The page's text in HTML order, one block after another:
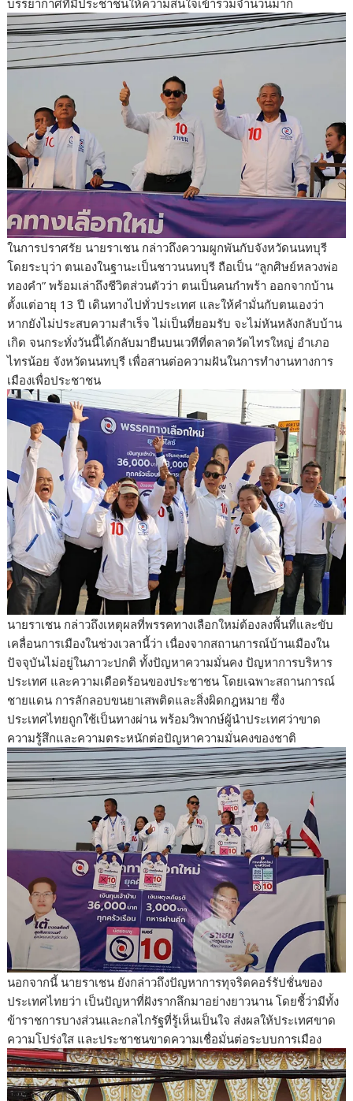
ในการปราศรัย นายราเชน กล่าวถึงความผูกพันกับจังหวัดนนทบุรี
โดยระบุว่า ตนเองในฐานะเป็นชาวนนทบุรี ถือเป็น “ลูกศิษย์หลวงพ่อ
ทองคำ” พร้อมเล่าถึงชีวิตส่วนตัวว่า ตนเป็นคนกำพร้า ออกจากบ้าน
ตั้งแต่อายุ 13 ปี เดินทางไปทั่วประเทศ และให้คำมั่นกับตนเองว่า
หากยังไม่ประสบความสำเร็จ ไม่เป็นที่ยอมรับ จะไม่หันหลังกลับบ้าน
เกิด จนกระทั่งวันนี้ได้กลับมายืนบนเวทีที่ตลาดวัดไทรใหญ่ อำเภอ
ไทรน้อย จังหวัดนนทบุรี เพื่อสานต่อความฝันในการทำงานทางการ
เมืองเพื่อประชาชน
นายราเชน กล่าวถึงเหตุผลที่พรรคทางเลือกใหม่ต้องลงพื้นที่และขับ
เคลื่อนการเมืองในช่วงเวลานี้ว่า เนื่องจากสถานการณ์บ้านเมืองใน
ปัจจุบันไม่อยู่ในภาวะปกติ ทั้งปัญหาความมั่นคง ปัญหาการบริหาร
ประเทศ และความเดือดร้อนของประชาชน โดยเฉพาะสถานการณ์
ชายแดน การลักลอบขนยาเสพติดและสิ่งผิดกฎหมาย ซึ่ง
ประเทศไทยถูกใช้เป็นทางผ่าน พร้อมวิพากษ์ผู้นำประเทศว่าขาด
ความรู้สึกและความตระหนักต่อปัญหาความมั่นคงของชาติ
นอกจากนี้ นายราเชน ยังกล่าวถึงปัญหาการทุจริตคอร์รัปชั่นของ
ประเทศไทยว่า เป็นปัญหาที่ฝังรากลึกมาอย่างยาวนาน โดยชี้ว่ามีทั้ง
ข้าราชการบางส่วนและกลไกรัฐที่รู้เห็นเป็นใจ ส่งผลให้ประเทศขาด
ความโปร่งใส และประชาชนขาดความเชื่อมั่นต่อระบบการเมือง